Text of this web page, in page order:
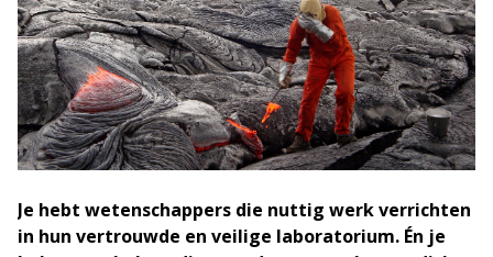
Je hebt wetenschappers die nuttig werk verrichten
in hun vertrouwde en veilige laboratorium. Én je